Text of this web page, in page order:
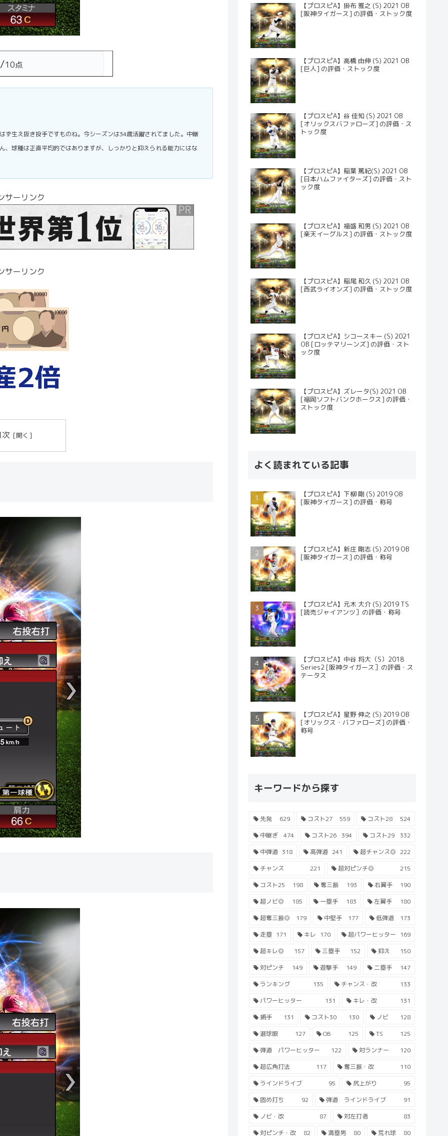
/10点
ず生え抜き投手ですものね。今シーズンは34歳活躍されてました。中継
、球種は正直平均的ではありますが、しっかりと抑えられる能力にはな
サーリンク
サーリンク
【プロスピA】掛布 雅之 (S) 2021 OB
[阪神タイガース] の評価・ストック度
【プロスピA】高橋 由伸 (S) 2021 OB
[巨人] の評価・ストック度
【プロスピA】谷 佳知 (S) 2021 OB
[オリックスバファローズ] の評価・ス
トック度
【プロスピA】稲葉 篤紀(S) 2021 OB
[日本ハムファイターズ] の評価・スト
ック度
【プロスピA】福盛 和男 (S) 2021 OB
[楽天イーグルス] の評価・ストック度
【プロスピA】稲尾 和久 (S) 2021 OB
[西武ライオンズ] の評価・ストック度
【プロスピA】シコースキー (S) 2021
OB [ロッテマリーンズ] の評価・スト
ック度
【プロスピA】ズレータ(S) 2021 OB
[福岡ソフトバンクホークス] の評価・
ストック度
よく読まれている記事
【プロスピA】下柳 剛 (S) 2019 OB
[阪神タイガース] の評価・称号
【プロスピA】新庄 剛志 (S) 2019 OB
[阪神タイガース] の評価・称号
【プロスピA】元木 大介 (S) 2019 TS
[読売ジャイアンツ］の評価・称号
【プロスピA】中谷 将大（S）2018
Series2 [阪神タイガース］の評価・ス
テータス
【プロスピA】星野 伸之 (S) 2019 OB
[オリックス・バファローズ] の評価・
称号
キーワードから探す
先発 629 コスト27 559 コスト28
524
中継ぎ
474 コスト26 394 コスト29
332
中弾道 318 高弾道 241 超チャンス◎ 222
チャンス
221 超対ピンチ◎
215
コスト25
198 奪三振 193 右翼手
190
超ノビ◎
185 一塁手 183 左翼手
180
超奪三振◎
179 中堅手 177 低弾道
173
走塁 171 キレ 170 超パワーヒッター 169
超キレ◎
157 三塁手 152 抑え
150
対ピンチ
149 遊撃手 149 二塁手
147
ランキング
135 チャンス・改
133
パワーヒッター
131 キレ・改
131
捕手
131 コスト30 130 ノビ
128
選球眼
127 OB 125 TS
125
弾道 パワーヒッター
122 対ランナー
120
超広角打法
117 奪三振・改
110
ラインドライブ
95 尻上がり
95
固め打ち
92 弾道 ラインドライブ
91
ノビ・改
87 対左打者
83
対ピンチ・改
82 満塁男 80 荒れ球 80